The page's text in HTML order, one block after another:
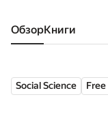
Обзор книги
Social Science Free